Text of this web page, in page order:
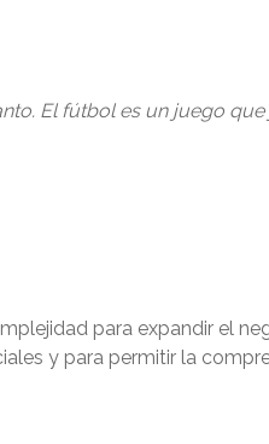
El fútbol es un juego
para expandir el
y para permitir la